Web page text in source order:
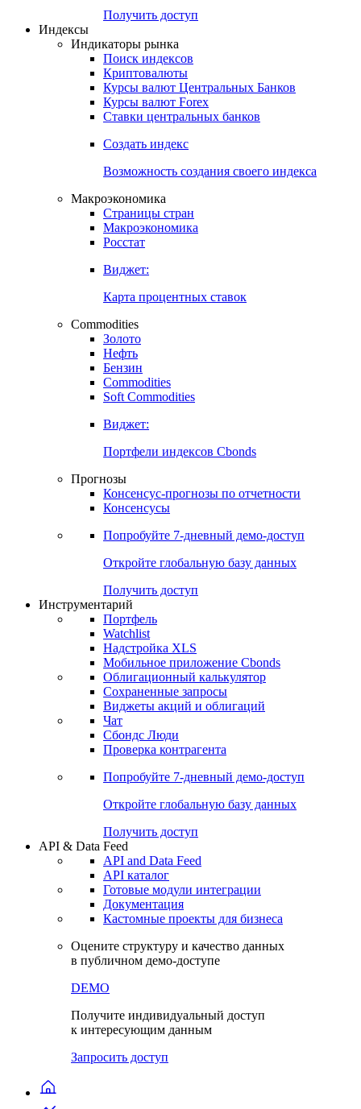
Получить доступ
Индексы
Индикаторы рынка
Поиск индексов
Криптовалюты
Курсы валют Центральных Банков
Курсы валют Forex
Ставки центральных банков
Создать индекс
Возможность создания своего индекса
Макроэкономика
Страницы стран
Макроэкономика
Росстат
Виджет:
Карта процентных ставок
Commodities
Золото
Нефть
Бензин
Commodities
Soft Commodities
Виджет:
Портфели индексов Cbonds
Прогнозы
Консенсус-прогнозы по отчетности
Консенсусы
Попробуйте 7-дневный демо-доступ
Откройте глобальную базу данных
Получить доступ
Инструментарий
Портфель
Watchlist
Надстройка XLS
Мобильное приложение Cbonds
Облигационный калькулятор
Сохраненные запросы
Виджеты акций и облигаций
Чат
Сбондс Люди
Проверка контрагента
Попробуйте 7-дневный демо-доступ
Откройте глобальную базу данных
Получить доступ
API & Data Feed
API and Data Feed
API каталог
Готовые модули интеграции
Документация
Кастомные проекты для бизнеса
Оцените структуру и качество данных
в публичном демо-доступе
DEMO
Получите индивидуальный доступ
к интересующим данным
Запросить доступ